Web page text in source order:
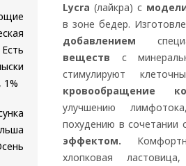
Есть
1%
Lycra (лайкра) с
в зоне бедер.
добавлением
веществ с
стимулируют
кровообращение
улучшению
похудению в сочетании
эффектом.
хлопковая